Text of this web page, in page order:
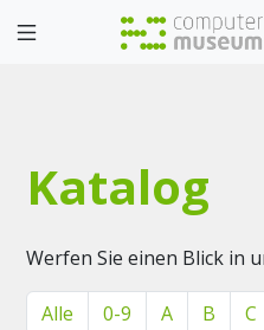
Katalog
Werfen Sie einen Blick in
Alle 0-9 A B C